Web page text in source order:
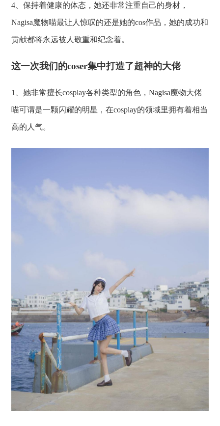
4、保持着健康的体态，她还非常注重自己的身材，
Nagisa魔物喵最让人惊叹的还是她的cos作品，她的成功和
贡献都将永远被人敬重和纪念着。
这一次我们的coser集中打造了超神的大佬
1、她非常擅长cosplay各种类型的角色，Nagisa魔物大佬
喵可谓是一颗闪耀的明星，在cosplay的领域里拥有着相当
高的人气。